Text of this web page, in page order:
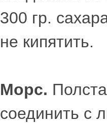
300 гр.
не кипятить.
Морс.
соединить с